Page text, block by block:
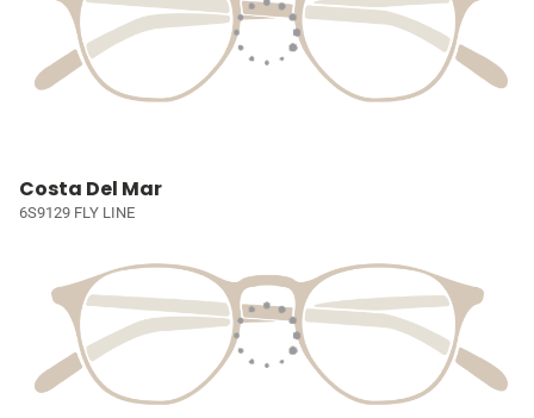
Costa Del Mar
6S9129 FLY LINE